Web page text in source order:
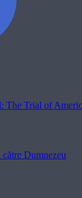
The Trial of
către Dumnezeu